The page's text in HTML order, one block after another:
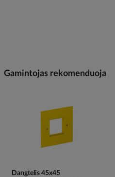
Gamintojas rekomenduoja
Dangtelis 45x45